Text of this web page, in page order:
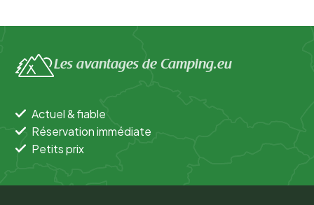
Les avantages de Camping.eu
Actuel & fiable
Réservation immédiate
Petits prix